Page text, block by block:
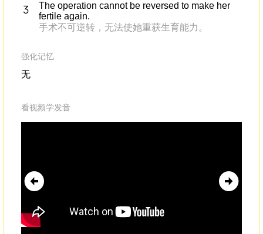
The operation cannot be reversed to make her
fertile again.
手术不可逆转，无法使她重获生育能力。
强化记忆
无
看视频学发音